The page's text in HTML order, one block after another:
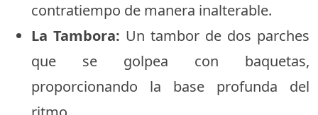
contratiempo de manera inalterable.
La Tambora: Un tambor de dos parches
que se golpea con baquetas,
proporcionando la base profunda del